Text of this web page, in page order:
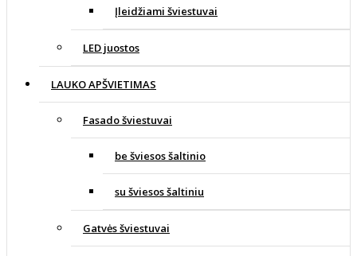
Įleidžiami šviestuvai
LED juostos
LAUKO APŠVIETIMAS
Fasado šviestuvai
be šviesos šaltinio
su šviesos šaltiniu
Gatvės šviestuvai